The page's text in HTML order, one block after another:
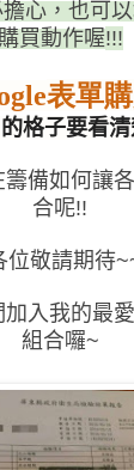
心，也可
購買動作喔!!!
表單
格子要看
備如何讓
合呢!!
位敬請期待
入我的最
組合囉~